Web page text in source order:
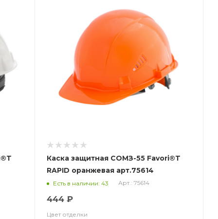
Каска защитная СОМЗ-55 Favori®T
RAPID оранжевая арт.75614
Есть в наличии: 43 Арт.: 75614
444 ₽
Цвет отделки